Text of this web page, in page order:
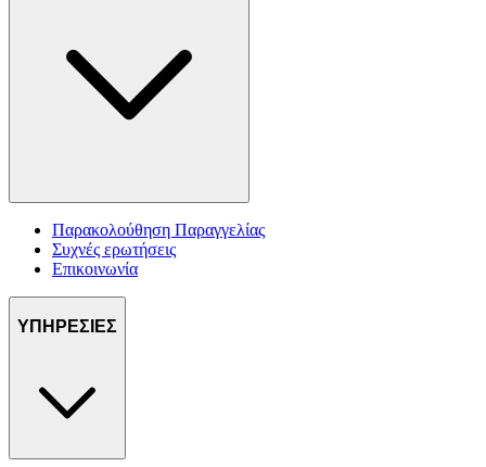
Παρακολούθηση Παραγγελίας
Συχνές ερωτήσεις
Επικοινωνία
ΥΠΗΡΕΣΙΕΣ